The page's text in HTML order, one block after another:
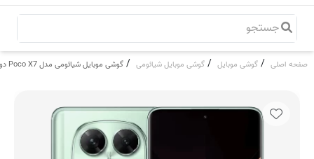
صفحه اصلی / گوشی موبایل / گوشی موبایل شیائومی / گوشی موبایل شیائومی مدل Poco X7 دو سیم کارت ظرفیت 256 گیگابایت و رم 8 گیگابایت - گلوبال